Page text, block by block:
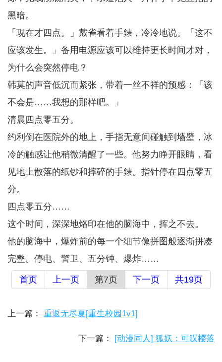
黑暗。
「现在才四点。」戴雀看着手錶，冷冷地说。「这不
应该发生。」备用电源应该可以维持更长时间才对，
为什么会突然停电？
韩莫的声音低沉而紧张，带着一丝不祥的预感：「该
不会是……我想的那样吧。」
清晨四点零五分。
约利倒在医院外的地上，手指无意间碰触到墙壁，冰
冷的触感让他稍微清醒了一些。他努力睁开眼睛，看
见地上散落的纸钞和摔碎的手錶。指针停在四点零五
分。
四点零五分……
这个时间，深深地烙印在他的脑海中，挥之不去。
他的脑海中，爆炸前的每一个细节像拼图般逐渐拼凑
完整。停电、警卫、五分钟、爆炸……
首页 上一页 第7页 下一页 共19页
上一篇： 重返无尽夏[重生校园1v1]
下一篇： [动漫同人] 狐妖：可叹樱落